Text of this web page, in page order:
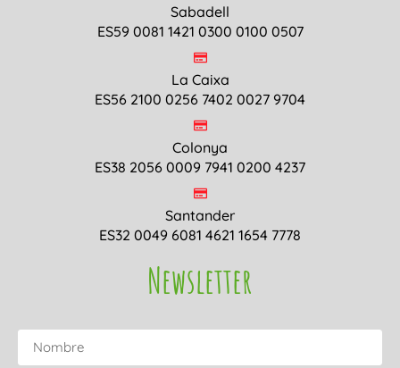
Sabadell
ES59 0081 1421 0300 0100 0507
La Caixa
ES56 2100 0256 7402 0027 9704
Colonya
ES38 2056 0009 7941 0200 4237
Santander
ES32 0049 6081 4621 1654 7778
Newsletter